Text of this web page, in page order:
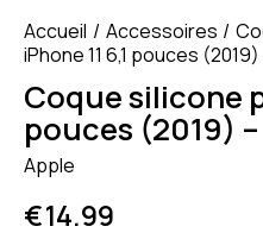
Accueil Accessoires
iPhone 11 6,1 pouces
Coque silicone
pouces (2019)
Apple
€14.99